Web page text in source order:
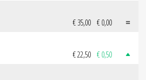
€ 35,00 € 0,00
€ 22,50 € 0,50